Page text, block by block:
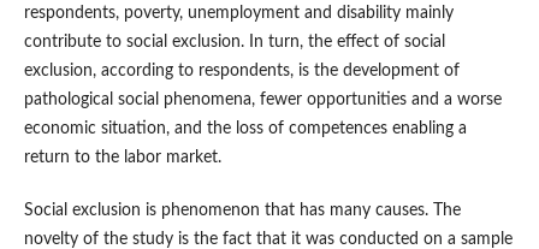
respondents, poverty, unemployment and disability mainly
contribute to social exclusion. In turn, the effect of social
exclusion, according to respondents, is the development of
pathological social phenomena, fewer opportunities and a worse
economic situation, and the loss of competences enabling a
return to the labor market.
Social exclusion is phenomenon that has many causes. The
novelty of the study is the fact that it was conducted on a sample